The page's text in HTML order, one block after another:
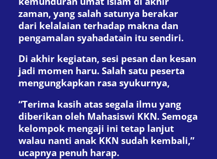
zaman, yang salah satunya berakar
dari kelalaian terhadap makna dan
pengamalan syahadatain itu sendiri.
Di akhir kegiatan, sesi pesan dan kesan
jadi momen haru. Salah satu peserta
mengungkapkan rasa syukurnya,
“Terima kasih atas segala ilmu yang
diberikan oleh Mahasiswi KKN. Semoga
kelompok mengaji ini tetap lanjut
walau nanti anak KKN sudah kembali,”
ucapnya penuh harap.